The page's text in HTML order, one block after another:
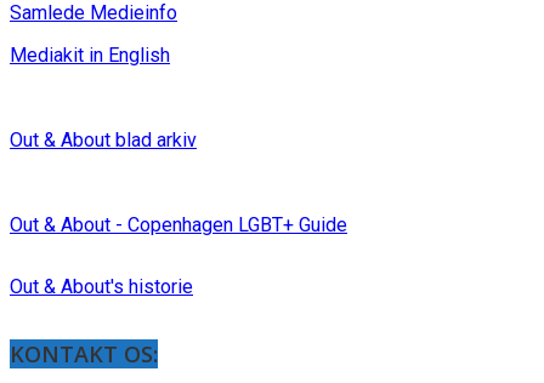
Samlede Medieinfo
Mediakit in English
Out & About blad arkiv
Out & About - Copenhagen LGBT+ Guide
Out & About's historie
KONTAKT OS: